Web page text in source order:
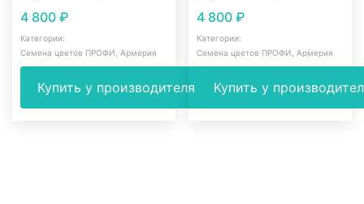
4 800 ₽
Категории:
Cемена цветов ПРОФИ
Армерия
Купить у производителя
4 800₽
Категории:
Cемена цветов ПРОФИ
Армерия
Купить у